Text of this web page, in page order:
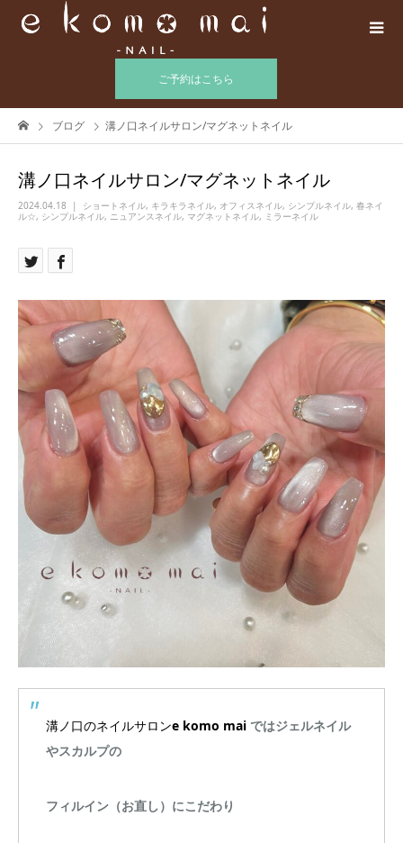
ご予約はこちら
ブログ 溝ノ口ネイルサロン/マグネットネイル
溝ノ口ネイルサロン/マグネットネイル
2024.04.18 ショートネイル, キラキラネイル, オフィスネイル, シンプルネイル, 春ネイ
ル☆, シンプルネイル, ニュアンスネイル, マグネットネイル, ミラーネイル
溝ノ口のネイルサロンe komo mai ではジェルネイル
やスカルプの
フィルイン（お直し）にこだわり